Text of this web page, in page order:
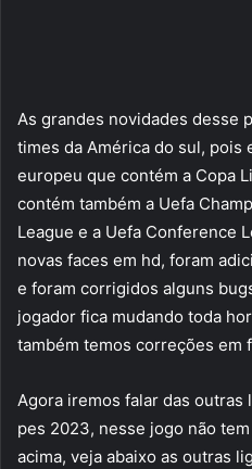
As grandes novidades desse
times da América do sul, pois
europeu que contém a Copa
contém também a Uefa
League e a Uefa Conference
novas faces em hd, foram
e foram corrigidos alguns
jogador fica mudando toda
também temos correções em
Agora iremos falar das
pes 2023, nesse jogo não
acima, veja abaixo as outras